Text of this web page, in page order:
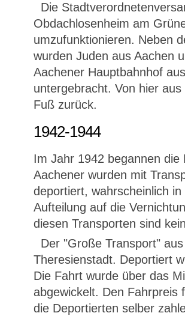
Die
Obdachlosenheim am
umzufunktionieren. Neben
wurden Juden aus Aachen
Aachener Hauptbahnhof
untergebracht. Von hier
Fuß zurück.
1942-1944
Im Jahr 1942 begannen
Aachener wurden mit
deportiert, wahrscheinlich
Aufteilung auf die
diesen Transporten sind
Der "Große Transport"
Theresienstadt. Deportiert
Die Fahrt wurde über das
abgewickelt. Den Fahrpreis
die Deportierten selber